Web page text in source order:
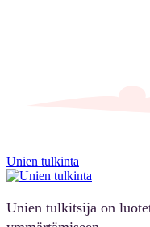
Unien tulkinta
Unien tulkitsija on